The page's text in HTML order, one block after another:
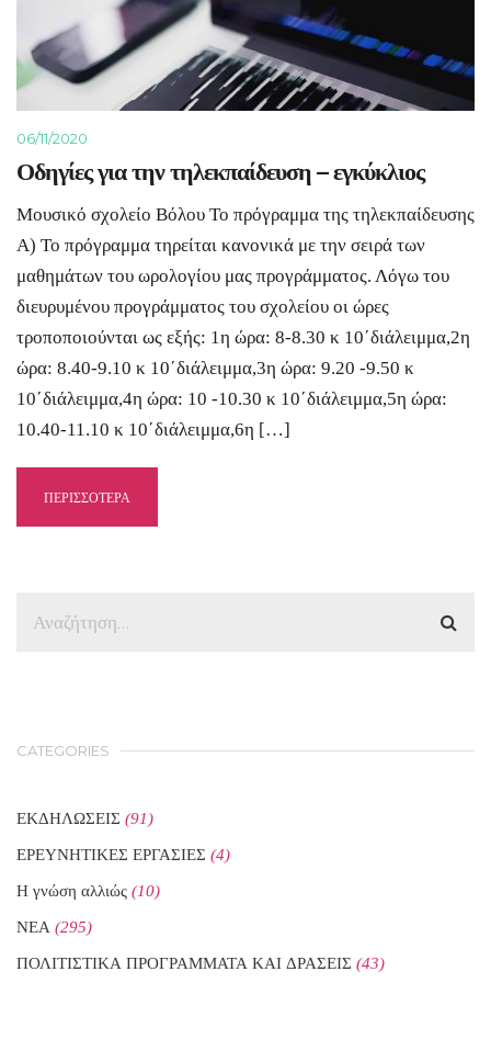
06/11/2020
Οδηγίες για την τηλεκπαίδευση – εγκύκλιος
Μουσικό σχολείο Βόλου Το πρόγραμμα της τηλεκπαίδευσης
Α) Το πρόγραμμα τηρείται κανονικά με την σειρά των
μαθημάτων του ωρολογίου μας προγράμματος. Λόγω του
διευρυμένου προγράμματος του σχολείου οι ώρες
τροποποιούνται ως εξής: 1η ώρα: 8-8.30 κ 10΄διάλειμμα,2η
ώρα: 8.40-9.10 κ 10΄διάλειμμα,3η ώρα: 9.20 -9.50 κ
10΄διάλειμμα,4η ώρα: 10 -10.30 κ 10΄διάλειμμα,5η ώρα:
10.40-11.10 κ 10΄διάλειμμα,6η […]
ΠΕΡΙΣΣΟΤΕΡΑ
CATEGORIES
ΕΚΔΗΛΩΣΕΙΣ (91)
ΕΡΕΥΝΗΤΙΚΕΣ ΕΡΓΑΣΙΕΣ (4)
Η γνώση αλλιώς (10)
ΝΕΑ (295)
ΠΟΛΙΤΙΣΤΙΚΑ ΠΡΟΓΡΑΜΜΑΤΑ ΚΑΙ ΔΡΑΣΕΙΣ (43)